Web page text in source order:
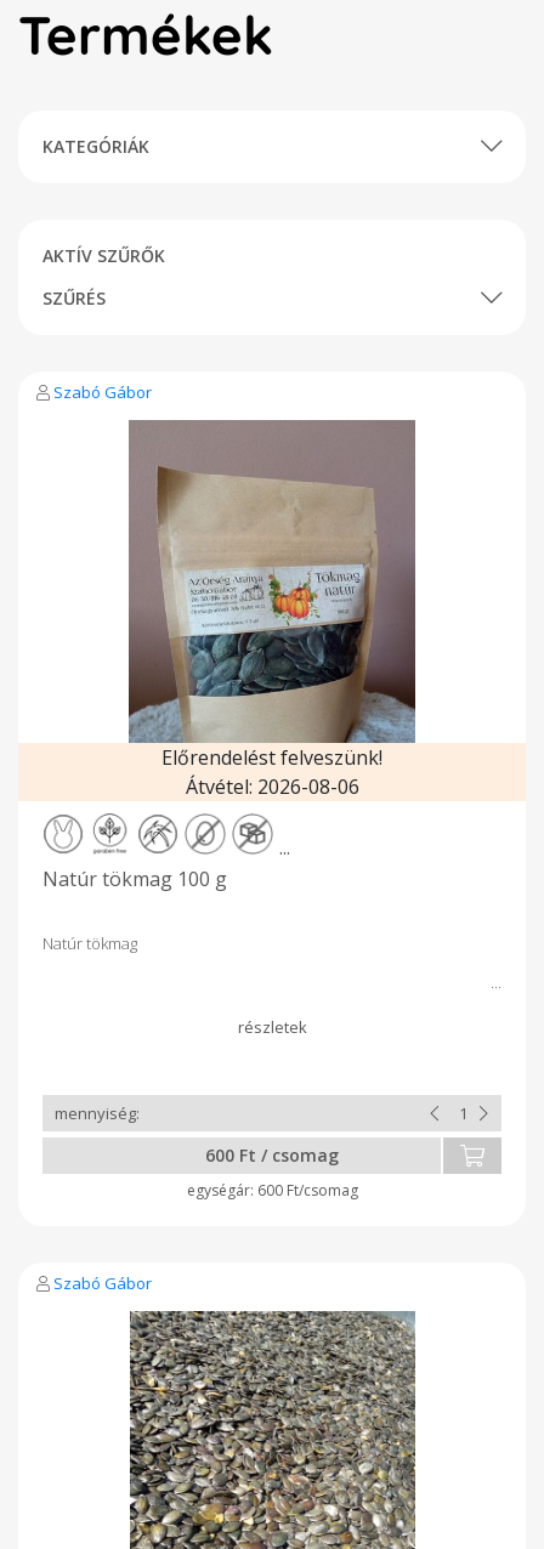
Termékek
KATEGÓRIÁK
AKTÍV SZŰRŐK
SZŰRÉS
Szabó Gábor
Előrendelést felveszünk!
Átvétel: 2026-08-06
...
Natúr tökmag 100 g
Natúr tökmag
600 Ft / csomag
600 Ft/csomag
Szabó Gábor